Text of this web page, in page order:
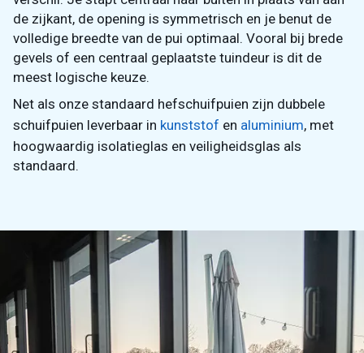
de zijkant, de opening is symmetrisch en je benut de
volledige breedte van de pui optimaal. Vooral bij brede
gevels of een centraal geplaatste tuindeur is dit de
meest logische keuze.
Net als onze standaard hefschuifpuien zijn dubbele
schuifpuien leverbaar in kunststof en aluminium, met
hoogwaardig isolatieglas en veiligheidsglas als
standaard.